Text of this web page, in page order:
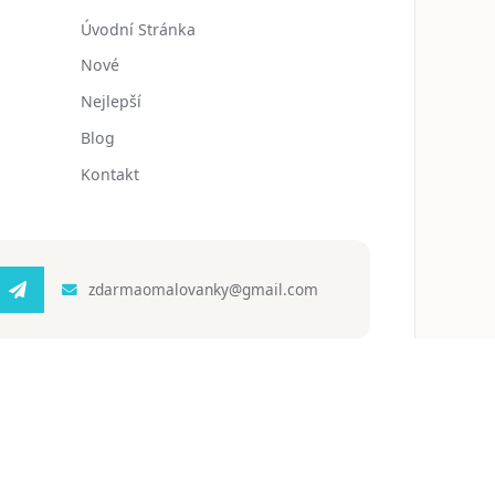
Úvodní Stránka
Nové
Nejlepší
Blog
Kontakt
zdarmaomalovanky@gmail.com